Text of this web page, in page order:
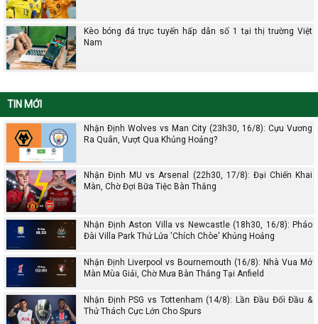
Kèo bóng đá trực tuyến hấp dẫn số 1 tại thị trường Việt
Nam
TIN MỚI
Nhận Định Wolves vs Man City (23h30, 16/8): Cựu Vương
Ra Quân, Vượt Qua Khủng Hoảng?
Nhận Định MU vs Arsenal (22h30, 17/8): Đại Chiến Khai
Màn, Chờ Đợi Bữa Tiệc Bàn Thắng
Nhận Định Aston Villa vs Newcastle (18h30, 16/8): Pháo
Đài Villa Park Thử Lửa 'Chích Chòe' Khủng Hoảng
Nhận Định Liverpool vs Bournemouth (16/8): Nhà Vua Mở
Màn Mùa Giải, Chờ Mưa Bàn Thắng Tại Anfield
Nhận Định PSG vs Tottenham (14/8): Lần Đầu Đối Đầu &
Thử Thách Cực Lớn Cho Spurs